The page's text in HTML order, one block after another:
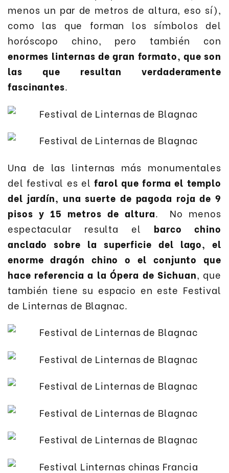
menos un par de metros de altura, eso sí),
como las que forman los símbolos del
horóscopo chino, pero también con
enormes linternas de gran formato, que son
las que resultan verdaderamente
fascinantes.
Una de las linternas más monumentales
del festival es elfarol que forma el templo
del jardín, una suerte de pagoda roja de 9
pisos y 15 metros de altura. No menos
espectacular resulta el barco chino
anclado sobre la superficie del lago, el
enorme dragón chino o el conjunto que
hace referencia a la Ópera de Sichuan, que
también tiene su espacio en este Festival
de Linternas de Blagnac.